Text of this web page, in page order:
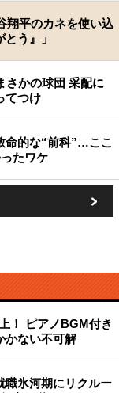
平のカネを使い込
う』」
さかの球団 采配に
てつけ
命的な“前科”…ここ
たワケ
！ ピアノBGM付き
かない不可解
職氷河期にリクルー